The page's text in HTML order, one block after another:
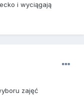
i wyciągają
zajęć